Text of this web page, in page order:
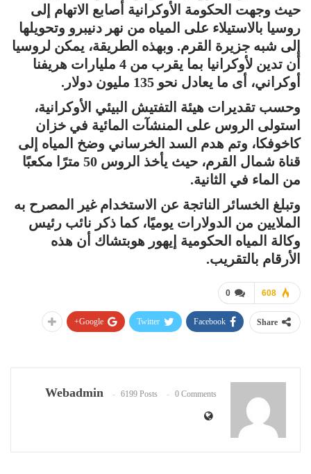
حيث وجهت الحكومة الأوكرانية أصابع الاتهام إلى
روسيا بالاستيلاء على المياه من نهر دنيبرو وتحويلها
إلى شبه جزيرة القرم. وبهذه الطريقة، يمكن لروسيا
أن تدين لأوكرانيا بما يقرب من 4 مليارات هريفنا
أوكراني، أى ما يعادل نحو 135 مليون دولار.
وحسب تقديرات هيئة التفتيش البيئي الأوكرانية،
استولى الروس على المنشآت المائية في خزان
كاخوفكا، وتم هدم السد الخرساني وضخ المياه إلى
قناة شمال القرم، حيث يأخذ الروس 50 مترًا مكعبًا
من الماء في الثانية.
وتبلغ الخسائر الناتجة عن الاستخدام غير المصرح به
الملايين من الدولارات يوميًا، كما ذكر نائب رئيس
وكالة المياه الحكومية إيهور هوبتشاك أن هذه
الأرقام بالتقريب.
0 608
Share
Facebook
Twitter
Google+
Webadmin 6199 Posts 0 Comments